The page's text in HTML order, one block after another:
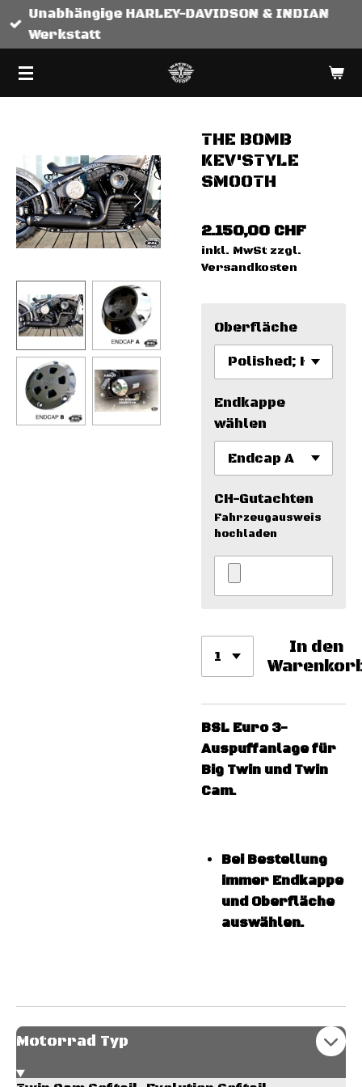
Zum
Hauptinhalt
Unabhängige HARLEY-DAVIDSON & INDIAN
Werkstatt
THE BOMB
KEV'STYLE
SMOOTH
2.150,00 CHF
inkl. MwSt zzgl.
Versandkosten
Oberfläche
Endkappe
wählen
CH-Gutachten
Fahrzeugausweis
hochladen
In den
BSL Euro 3-
Auspuffanlage für
Big Twin und Twin
Cam.
Bei Bestellung
immer Endkappe
und Oberfläche
auswählen.
Motorrad Typ